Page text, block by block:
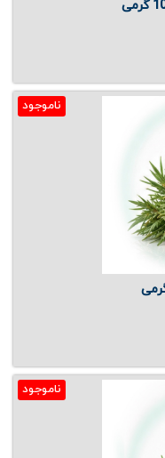
ناموجود
ناموجود